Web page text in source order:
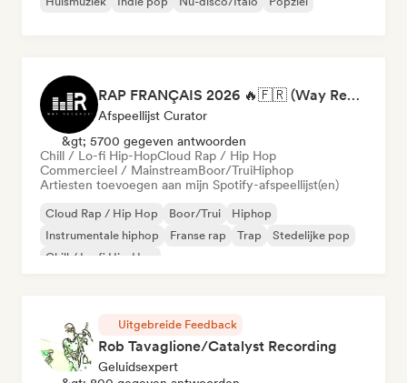
RAP FRANÇAIS 2026 🔥🇫🇷 (Way Records)
Afspeellijst Curator
&gt; 5700 gegeven antwoorden
Chill / Lo-fi Hip-HopCloud Rap / Hip Hop
Commercieel / MainstreamBoor/TruiHiphop
Artiesten toevoegen aan mijn Spotify-afspeellijst(en)
Cloud Rap / Hip Hop Boor/Trui
Hiphop
Instrumentale hiphop
Franse rap Trap
Stedelijke pop
Chill / Lo-fi Hip-Hop
Uitgebreide Feedback
Rob Tavaglione/Catalyst Recording
Geluidsexpert